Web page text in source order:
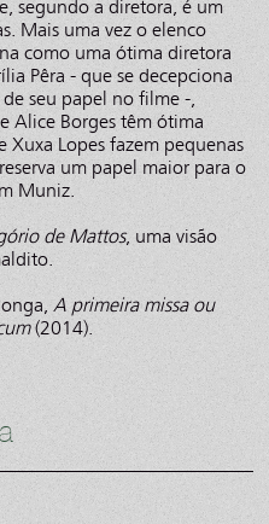
segundo a diretora, é um
Mais uma vez o elenco
como uma ótima diretora
Pêra - que se decepciona
seu papel no filme -,
Alice Borges têm ótima
Xuxa Lopes fazem pequenas
um papel maior para o
Muniz.
de Mattos, uma visão
A primeira missa ou
(2014).